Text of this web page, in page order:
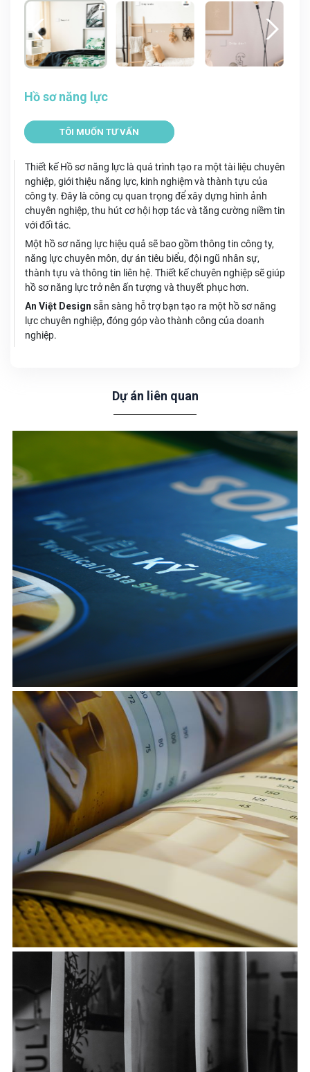
Hồ sơ năng lực
TÔI MUỐN TƯ VẤN
Thiết kế Hồ sơ năng lực là quá trình tạo ra một tài liệu chuyên
nghiệp, giới thiệu năng lực, kinh nghiệm và thành tựu của
công ty. Đây là công cụ quan trọng để xây dựng hình ảnh
chuyên nghiệp, thu hút cơ hội hợp tác và tăng cường niềm tin
với đối tác.
Một hồ sơ năng lực hiệu quả sẽ bao gồm thông tin công ty,
năng lực chuyên môn, dự án tiêu biểu, đội ngũ nhân sự,
thành tựu và thông tin liên hệ. Thiết kế chuyên nghiệp sẽ giúp
hồ sơ năng lực trở nên ấn tượng và thuyết phục hơn.
An Việt Design sẵn sàng hỗ trợ bạn tạo ra một hồ sơ năng
lực chuyên nghiệp, đóng góp vào thành công của doanh
nghiệp.
Dự án liên quan